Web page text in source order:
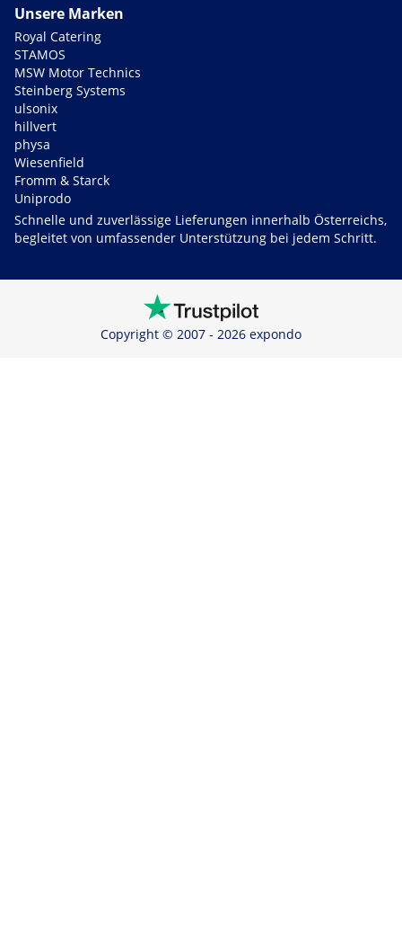
Unsere Marken
Royal Catering
STAMOS
MSW Motor Technics
Steinberg Systems
ulsonix
hillvert
physa
Wiesenfield
Fromm & Starck
Uniprodo
Schnelle und zuverlässige Lieferungen innerhalb Österreichs,
begleitet von umfassender Unterstützung bei jedem Schritt.
Copyright © 2007 - 2026 expondo